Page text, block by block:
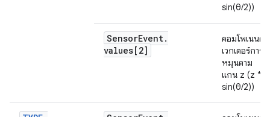
sin(θ/2))
SensorEvent.
values[2]
คอมโพเนนต์
เวกเตอร์การ
หมุนตาม
แกน z (z *
sin(θ/2))